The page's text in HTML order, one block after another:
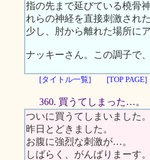
指の先まで延びている橈骨
れらの神経を直接刺激され
少し、肘から離れた場所に
ナッキーさん。この調子で
[タイトル一覧] [TOP PAGE]
360. 買うてしまった…。
ついに買うてしまいました。
昨日とどきました。
お腹に強烈な刺激が…。
しばらく、がんばりまーす。